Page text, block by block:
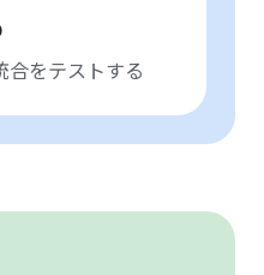
合をテストする